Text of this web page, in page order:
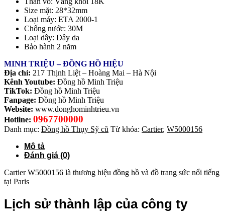
Size mặt: 28*32mm
Loại máy: ETA 2000-1
Chống nước: 30M
Loại dây: Dây da
Bảo hành 2 năm
MINH TRIỆU – ĐỒNG HỒ HIỆU
Địa chỉ: 217 Thịnh Liệt – Hoàng Mai – Hà Nội
Kênh Youtube: Đồng hồ Minh Triệu
TikTok: Đồng hồ Minh Triệu
Fanpage: Đồng hồ Minh Triệu
Website: www.donghominhtrieu.vn
Hotline: 0967700000
Danh mục: Đồng hồ Thụy Sỹ cũ Từ khóa: Cartier, W5000156
Mô tả
Đánh giá (0)
Cartier W5000156 là thương hiệu đồng hồ và đồ trang sức nổi tiếng
tại Paris
Lịch sử thành lập của công ty